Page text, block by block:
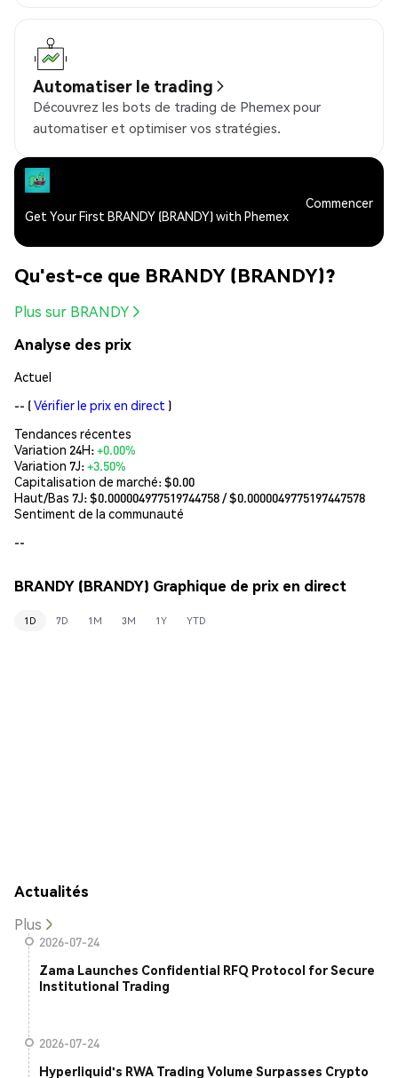
Automatiser le trading
Découvrez les bots de trading de Phemex pour
automatiser et optimiser vos stratégies.
Get Your First BRANDY (BRANDY) with Phemex
Commencer
Qu'est-ce que BRANDY (BRANDY)?
Plus sur BRANDY
Analyse des prix
Actuel
-- (Vérifier le prix en direct )
Tendances récentes
Variation 24H:+0.00%
Variation 7J:+3.50%
Capitalisation de marché:$0.00
Haut/Bas 7J: $0.000004977519744758/ $0.0000049775197447578
Sentiment de la communauté
--
BRANDY (BRANDY) Graphique de prix en direct
1D 7D 1M 3M 1Y YTD
Actualités
Plus
2026-07-24
Zama Launches Confidential RFQ Protocol for Secure
Institutional Trading
2026-07-24
Hyperliquid's RWA Trading Volume Surpasses Crypto